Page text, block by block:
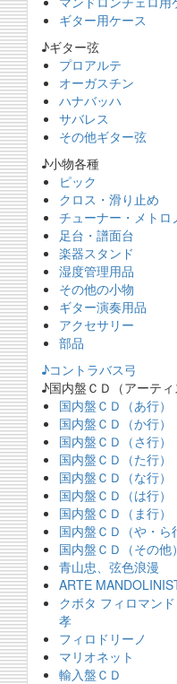
ギター用ケース
♪ギター弦
プロアルテ
オーガスチン
ハナバッハ
サバレス
その他ギター弦
♪小物各種
ピック
クロス・滑り止め
チューナー・メトロ
足台・譜面台
楽器スタンド
湿度管理用品
その他の小物
ギター演奏用品
アクセサリー
部品
♪コントラバス弓
♪国内盤ＣＤ（アーティ
国内盤ＣＤ（あ行）
国内盤ＣＤ（か行）
国内盤ＣＤ（さ行）
国内盤ＣＤ（た行）
国内盤ＣＤ（な行）
国内盤ＣＤ（は行）
国内盤ＣＤ（ま行）
国内盤ＣＤ（や・ら
国内盤ＣＤ（その他）
青山忠、弦色浪漫
ARTE
クボタ フィロマン
孝
フィロドリーノ
マリオネット
輸入盤ＣＤ